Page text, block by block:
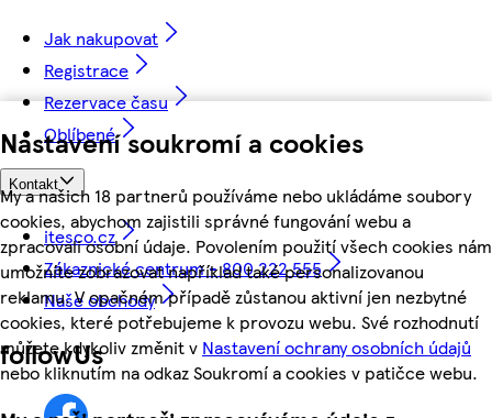
Nastavení soukromí a cookies
My a našich 18 partnerů používáme nebo ukládáme soubory
cookies, abychom zajistili správné fungování webu a
zpracovali osobní údaje. Povolením použití všech cookies nám
umožníte zobrazovat například také personalizovanou
reklamu. V opačném případě zůstanou aktivní jen nezbytné
cookies, které potřebujeme k provozu webu. Své rozhodnutí
můžete kdykoliv změnit v Nastavení ochrany osobních údajů
nebo kliknutím na odkaz Soukromí a cookies v patičce webu.
Jak nakupovat
Registrace
Rezervace času
Oblíbené
Kontakt
itesco.cz
Zákaznické centrum - 800 222 555
Naše obchody
followUs